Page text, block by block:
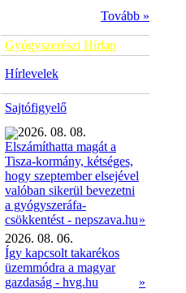
Tovább »
Gyógyszerészi Hírlap
Hírlevelek
Sajtófigyelő
2026. 08. 08.
Elszámíthatta magát a
Tisza-kormány, kétséges,
hogy szeptember elsejével
valóban sikerül bevezetni
a gyógyszeráfa-
csökkentést - nepszava.hu»
2026. 08. 06.
Így kapcsolt takarékos
üzemmódra a magyar
gazdaság - hvg.hu
»